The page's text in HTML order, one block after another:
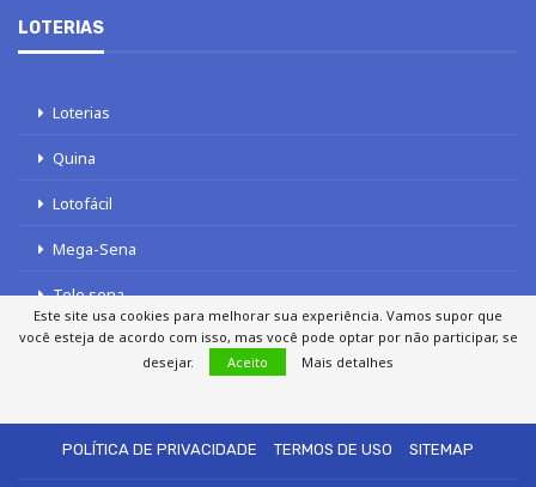
LOTERIAS
Loterias
Quina
Lotofácil
Mega-Sena
Tele sena
POLÍTICA DE PRIVACIDADE
TERMOS DE USO SITEMAP
Este site usa cookies para melhorar sua experiência. Vamos supor que
você esteja de acordo com isso, mas você pode optar por não participar, se
desejar.
Aceito Mais detalhes